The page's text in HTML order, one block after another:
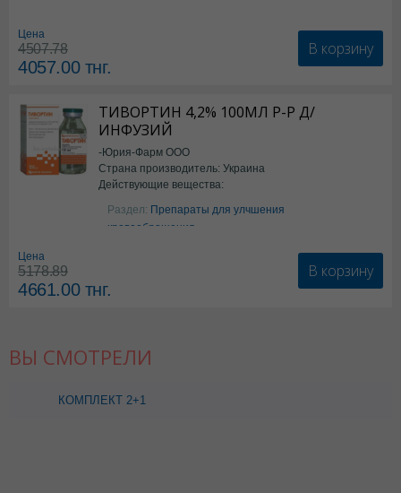
Цена
4507.78
4057.00тнг.
В корзину
ТИВОРТИН 4,2% 100МЛ Р-Р Д/
ИНФУЗИЙ
-Юрия-Фарм ООО
Страна производитель: Украина
Действующие вещества:
Аргинин
Раздел: Препараты для улчшения
кровообращения
Цена
5178.89
4661.00тнг.
В корзину
ВЫ СМОТРЕЛИ
КОМПЛЕКТ 2+1